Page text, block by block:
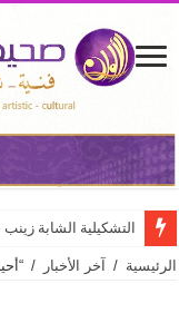
التشكيلية الشابة
الرئيسية / آخر الأخبار /